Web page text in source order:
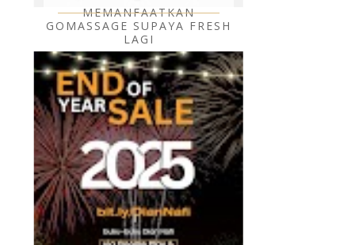
MEMANFAATKAN
GOMASSAGE SUPAYA FRESH
LAGI